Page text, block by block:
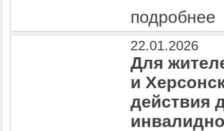
подробнее
22.01.2026
Для
и
действия